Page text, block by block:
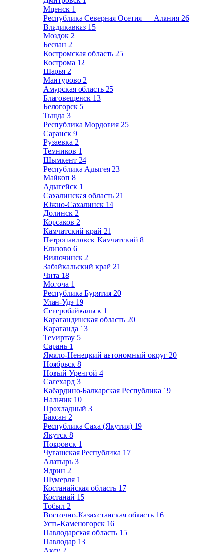
Мценск 1
Республика Северная Осетия — Алания 26
Владикавказ 15
Моздок 2
Беслан 2
Костромская область 25
Кострома 12
Шарья 2
Мантурово 2
Амурская область 25
Благовещенск 13
Белогорск 5
Тында 3
Республика Мордовия 25
Саранск 9
Рузаевка 2
Темников 1
Шымкент 24
Республика Адыгея 23
Майкоп 8
Адыгейск 1
Сахалинская область 21
Южно-Сахалинск 14
Долинск 2
Корсаков 2
Камчатский край 21
Петропавловск-Камчатский 8
Елизово 6
Вилючинск 2
Забайкальский край 21
Чита 18
Могоча 1
Республика Бурятия 20
Улан-Удэ 19
Северобайкальск 1
Карагандинская область 20
Караганда 13
Темиртау 5
Сарань 1
Ямало-Ненецкий автономный округ 20
Ноябрьск 8
Новый Уренгой 4
Салехард 3
Кабардино-Балкарская Республика 19
Нальчик 10
Прохладный 3
Баксан 2
Республика Саха (Якутия) 19
Якутск 8
Покровск 1
Чувашская Республика 17
Алатырь 3
Ядрин 2
Шумерля 1
Костанайская область 17
Костанай 15
Тобыл 2
Восточно-Казахстанская область 16
Усть-Каменогорск 16
Павлодарская область 15
Павлодар 13
Аксу 2